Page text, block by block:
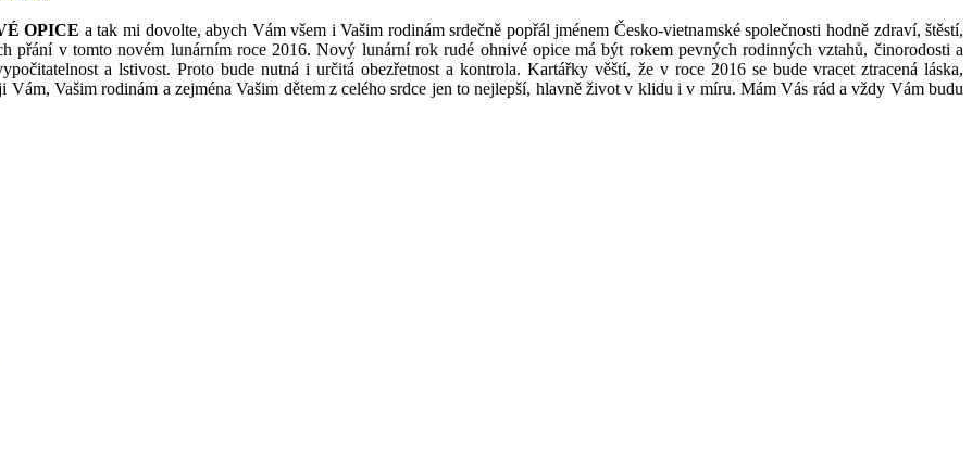
OPICE a tak mi dovolte, abych Vám všem i Vašim rodinám srdečně popřál jménem Česko-vietnamské společnosti hodně zdraví, štěstí,
přání v tomto novém lunárním roce 2016. Nový lunární rok rudé ohnivé opice má být rokem pevných rodinných vztahů, činorodosti a
a lstivost. Proto bude nutná i určitá obezřetnost a kontrola. Kartářky věští, že v roce 2016 se bude vracet ztracená láska,
Vám, Vašim rodinám a zejména Vašim dětem z celého srdce jen to nejlepší, hlavně život v klidu i v míru. Mám Vás rád a vždy Vám budu